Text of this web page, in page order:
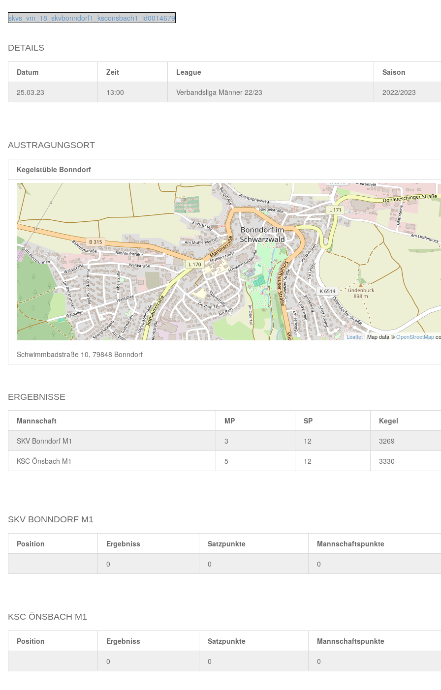
skvs_vm_18_skvbonndorf1_ksconsbach1_id0014679
DETAILS
Datum Zeit League Saison
25.03.23 13:00 Verbandsliga Männer 22/23 2022/2023
AUSTRAGUNGSORT
Kegelstüble Bonndorf
Leaflet| Map data ©OpenStreetMap
Schwimmbadstraße 10, 79848 Bonndorf
ERGEBNISSE
Mannschaft MP SP Kegel
SKV Bonndorf M1 3 12 3269
KSC Önsbach M1 5 12 3330
SKV BONNDORF M1
Position Ergebniss Satzpunkte Mannschaftspunkte
0 0 0
KSC ÖNSBACH M1
Position Ergebniss Satzpunkte Mannschaftspunkte
0 0 0